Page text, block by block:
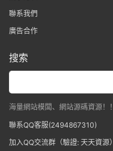
聯系我們
廣告合作
搜索
海量網站模闆、網站源碼資源！！
聯系QQ客服(2494867310)
加入QQ交流群（驗證: 天天資源）